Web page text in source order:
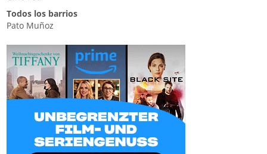
Todos los barrios
Pato Muñoz